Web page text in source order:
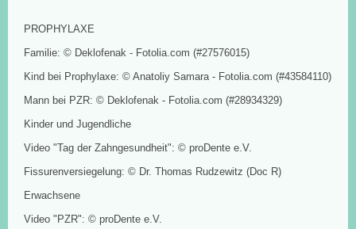
PROPHYLAXE
Familie: © Deklofenak - Fotolia.com (#27576015)
Kind bei Prophylaxe: © Anatoliy Samara - Fotolia.com (#43584110)
Mann bei PZR: © Deklofenak - Fotolia.com (#28934329)
Kinder und Jugendliche
Video "Tag der Zahngesundheit": © proDente e.V.
Fissurenversiegelung: © Dr. Thomas Rudzewitz (Doc R)
Erwachsene
Video "PZR": © proDente e.V.